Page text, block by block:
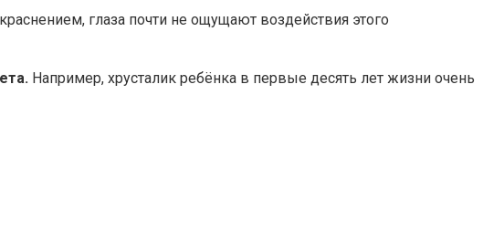
глаза почти не ощущают воздействия этого
Например, хрусталик ребёнка в первые десять лет жизни очень